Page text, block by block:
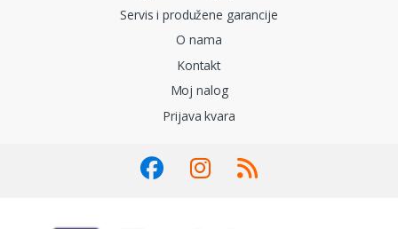
Servis i produžene garancije
O nama
Kontakt
Moj nalog
Prijava kvara